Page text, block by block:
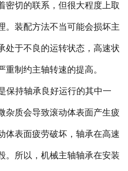
密切的联系，但很大程度上取
。装配方法不当可能会损坏主
处于不良的运转状态，高速状
制约主轴转速的提高。
保持轴承良好运行的其中一
杂质会导致滚动体表面产生疲
体表面疲劳破坏，轴承在高速
。所以，机械主轴轴承在安装